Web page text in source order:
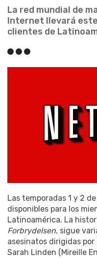
La red mundial de
Internet llevará
clientes de
Las temporadas 1 y 2 de
disponibles para los
Latinoamérica. La
Forbrydelsen, sigue
asesinatos dirigidas
Sarah Linden (Mireille